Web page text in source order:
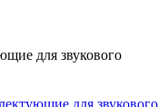
для звукового
для звукового